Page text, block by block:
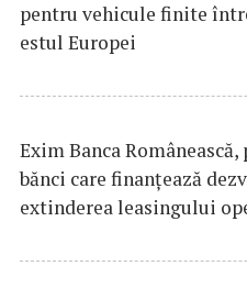
pentru vehicule finite
estul Europei
Exim Banca
bănci care finanțează
extinderea leasingului